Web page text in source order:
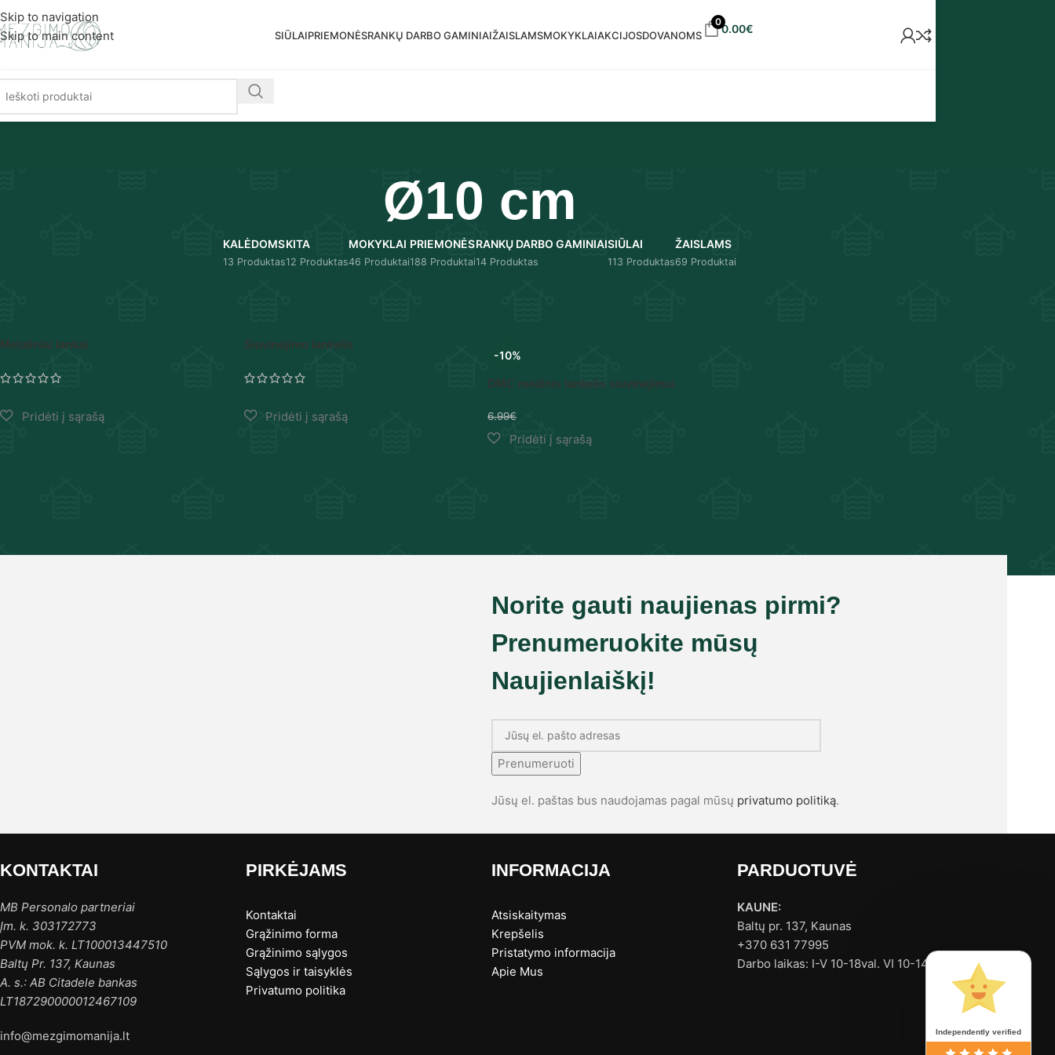
Skip to navigation
Skip to main content
SIŪLAIPRIEMONĖSRANKŲ DARBO GAMINIAIŽAISLAMSMOKYKLAIAKCIJOSDOVANOMS
00.00€
Ø10 cm
KALĖDOMS
13 Produktas
KITA
12 Produktas
MOKYKLAI
46 Produktai
PRIEMONĖS
188 Produktai
RANKŲ DARBO GAMINIAI
14 Produktas
SIŪLAI
113 Produktas
ŽAISLAMS
69 Produktai
Metaliniai lankai Siuvinėjimo lankelis
-10%
DMC medinis lankelis siuvinėjimui
6.99€
Norite gauti naujienas pirmi?
Prenumeruokite mūsų
Naujienlaiškį!
Prenumeruoti
Jūsų el. paštas bus naudojamas pagal mūsų privatumo politiką.
KONTAKTAI
MB Personalo partneriai
Įm. k. 303172773
PVM mok. k. LT100013447510
Baltų Pr. 137, Kaunas
A. s.: AB Citadele bankas
LT187290000012467109
info@mezgimomanija.lt
PIRKĖJAMS
Kontaktai
Grąžinimo forma
Grąžinimo sąlygos
Sąlygos ir taisyklės
Privatumo politika
INFORMACIJA
Atsiskaitymas
Krepšelis
Pristatymo informacija
Apie Mus
PARDUOTUVĖ
KAUNE:
Baltų pr. 137, Kaunas
+370 631 77995
Darbo laikas: I-V 10-18val. VI 10-14val.
Independently verified